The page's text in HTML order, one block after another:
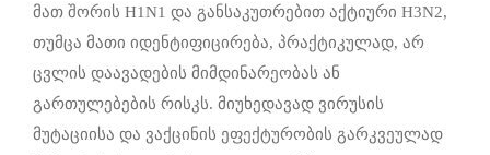
მათ შორის H1N1 და განსაკუთრებით აქტიური H3N2,
თუმცა მათი იდენტიფიცირება, პრაქტიკულად, არ
ცვლის დაავადების მიმდინარეობას ან
გართულებების რისკს. მიუხედავად ვირუსის
მუტაციისა და ვაქცინის ეფექტურობის გარკვეულად